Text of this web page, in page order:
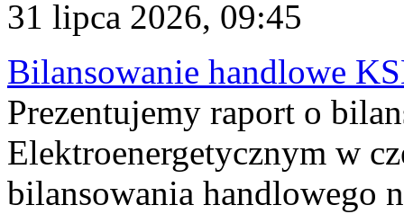
31 lipca 2026, 09:45
Bilansowanie handlowe
Prezentujemy raport o
Elektroenergetycznym w
bilansowania handlowego